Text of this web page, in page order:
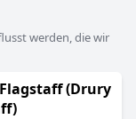
werden, die wir
(Drury